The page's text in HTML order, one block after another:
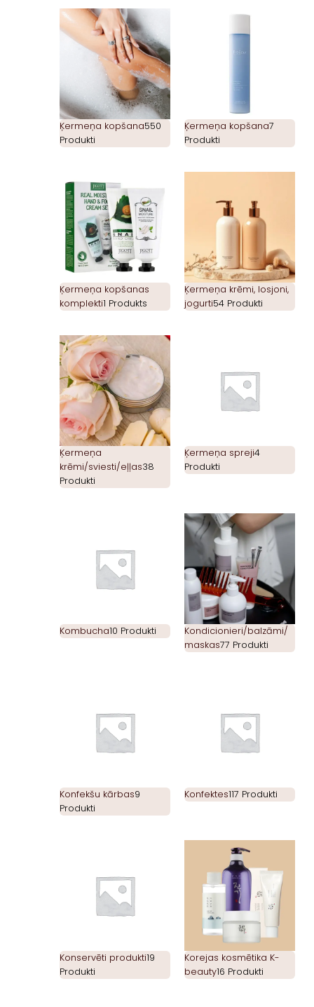
Ķermeņa kopšana550
Produkti
Ķermeņa kopšana7
Produkti
Ķermeņa kopšanas
komplekti1 Produkts
Ķermeņa krēmi, losjoni,
jogurti54 Produkti
Ķermeņa
krēmi/sviesti/eļļas38
Produkti
Ķermeņa spreji4
Produkti
Kombucha10 Produkti
Kondicionieri/balzāmi/
maskas77 Produkti
Konfekšu kārbas9
Produkti
Konfektes117 Produkti
Konservēti produkti19
Produkti
Korejas kosmētika K-
beauty16 Produkti